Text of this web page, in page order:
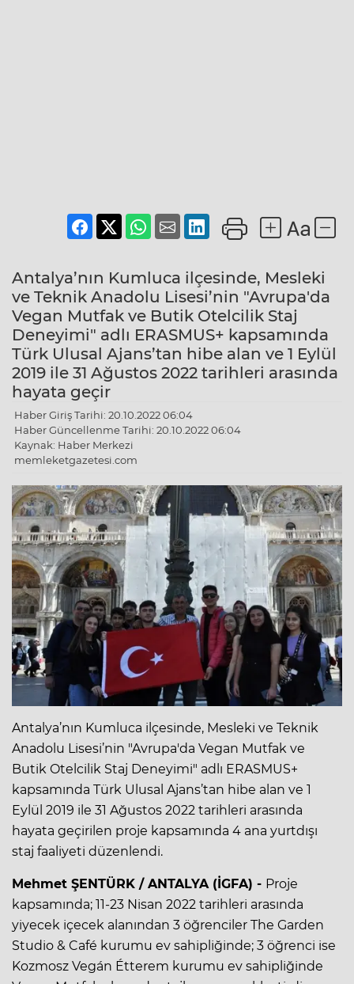
Antalya’nın Kumluca ilçesinde, Mesleki
ve Teknik Anadolu Lisesi’nin "Avrupa'da
Vegan Mutfak ve Butik Otelcilik Staj
Deneyimi" adlı ERASMUS+ kapsamında
Türk Ulusal Ajans’tan hibe alan ve 1 Eylül
2019 ile 31 Ağustos 2022 tarihleri arasında
hayata geçir
Haber Giriş Tarihi: 20.10.2022 06:04
Haber Güncellenme Tarihi: 20.10.2022 06:04
Kaynak: Haber Merkezi
memleketgazetesi.com
Antalya’nın Kumluca ilçesinde, Mesleki ve Teknik
Anadolu Lisesi’nin "Avrupa'da Vegan Mutfak ve
Butik Otelcilik Staj Deneyimi" adlı ERASMUS+
kapsamında Türk Ulusal Ajans’tan hibe alan ve 1
Eylül 2019 ile 31 Ağustos 2022 tarihleri arasında
hayata geçirilen proje kapsamında 4 ana yurtdışı
staj faaliyeti düzenlendi.
Mehmet ŞENTÜRK / ANTALYA (İGFA) - Proje
kapsamında; 11-23 Nisan 2022 tarihleri arasında
yiyecek içecek alanından 3 öğrenciler The Garden
Studio & Café kurumu ev sahipliğinde; 3 öğrenci ise
Kozmosz Vegán Étterem kurumu ev sahipliğinde